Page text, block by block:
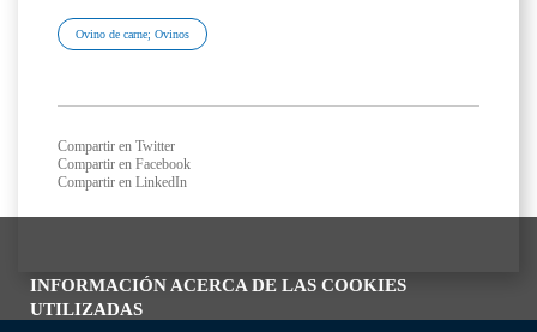
INFORMACIÓN ACERCA DE LAS COOKIES
UTILIZADAS
Ovino de carne; Ovinos
Compartir en Twitter
Compartir en Facebook
Compartir en LinkedIn